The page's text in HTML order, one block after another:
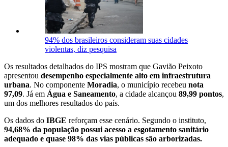
94% dos brasileiros consideram suas cidades
violentas, diz pesquisa
Os resultados detalhados do IPS mostram que Gavião Peixoto
apresentou desempenho especialmente alto em infraestrutura
urbana. No componente Moradia, o município recebeu nota
97,09. Já em Água e Saneamento, a cidade alcançou 89,99 pontos,
um dos melhores resultados do país.
Os dados do IBGE reforçam esse cenário. Segundo o instituto,
94,68% da população possui acesso a esgotamento sanitário
adequado e quase 98% das vias públicas são arborizadas.